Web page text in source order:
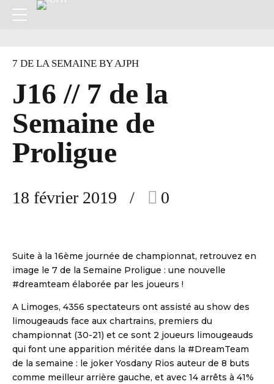
7 DE LA SEMAINE BY AJPH
J16 // 7 de la
Semaine de
Proligue
18 février 2019 0
Suite à la 16ème journée de championnat, retrouvez en
image le 7 de la Semaine Proligue : une nouvelle
#dreamteam élaborée par les joueurs !
A Limoges, 4356 spectateurs ont assisté au show des
limougeauds face aux chartrains, premiers du
championnat (30-21) et ce sont 2 joueurs limougeauds
qui font une apparition méritée dans la #DreamTeam
de la semaine : le joker Yosdany Rios auteur de 8 buts
comme meilleur arrière gauche, et avec 14 arrêts à 41%